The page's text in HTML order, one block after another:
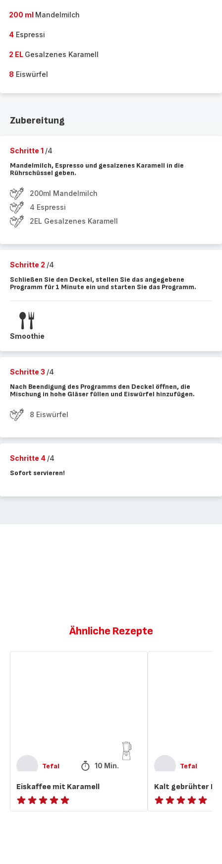
200 ml Mandelmilch
4 Espressi
2 EL Gesalzenes Karamell
8 Eiswürfel
Zubereitung
Schritte 1 /4
Mandelmilch, Espresso und gesalzenes Karamell in die
Rührschüssel geben.
200ml Mandelmilch
4 Espressi
2EL Gesalzenes Karamell
Schritte 2 /4
Schließen Sie den Deckel, stellen Sie das angegebene
Programm für 1 Minute ein und starten Sie das Programm.
Smoothie
Schritte 3 /4
Nach Beendigung des Programms den Deckel öffnen, die
Mischung in hohe Gläser füllen und Eiswürfel hinzufügen.
8 Eiswürfel
Schritte 4 /4
Sofort servieren!
Ähnliche Rezepte
Tefal 10 Min.
Eiskaffee mit Karamell
ratings.NaN
Tefal
Kalt gebrühter
ratings.NaN